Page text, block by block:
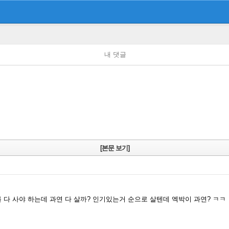
내 댓글
[본문 보기]
사야 하는데 과연 다 살까? 인기있는거 순으로 살텐데 엑박이 과연? ㅋㅋ